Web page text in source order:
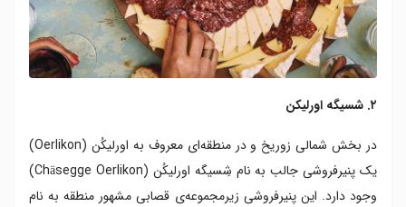
۲. شسیگه اورلیکن
در بخش شمالی زوریخ و در منطقه‌ای معروف به اورلیکُن (Oerlikon)
یک پنیرفروشی جالب به نام شِسیگه اورلیکُن (Chäsegge Oerlikon)
وجود دارد. این پنیرفروشی زیرمجموعه‌ی قصابی مشهور منطقه به نام